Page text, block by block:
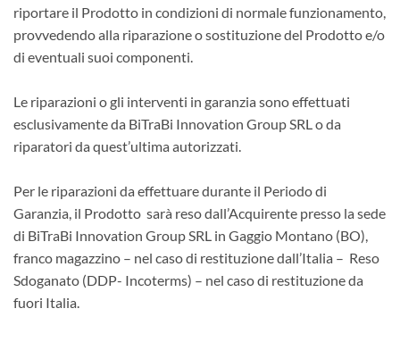
riportare il Prodotto in condizioni di normale funzionamento,
provvedendo alla riparazione o sostituzione del Prodotto e/o
di eventuali suoi componenti.
Le riparazioni o gli interventi in garanzia sono effettuati
esclusivamente da BiTraBi Innovation Group SRL o da
riparatori da quest’ultima autorizzati.
Per le riparazioni da effettuare durante il Periodo di
Garanzia, il Prodotto sarà reso dall’Acquirente presso la sede
di BiTraBi Innovation Group SRL in Gaggio Montano (BO),
franco magazzino – nel caso di restituzione dall’Italia – Reso
Sdoganato (DDP- Incoterms) – nel caso di restituzione da
fuori Italia.